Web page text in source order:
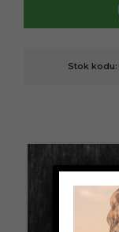
Stok kodu: